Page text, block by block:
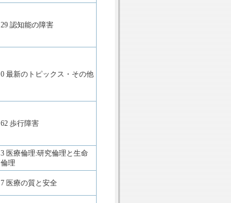
29 認知能の障害
0 最新のトピックス・その他
62 歩行障害
3 医療倫理:研究倫理と生命
倫理
7 医療の質と安全